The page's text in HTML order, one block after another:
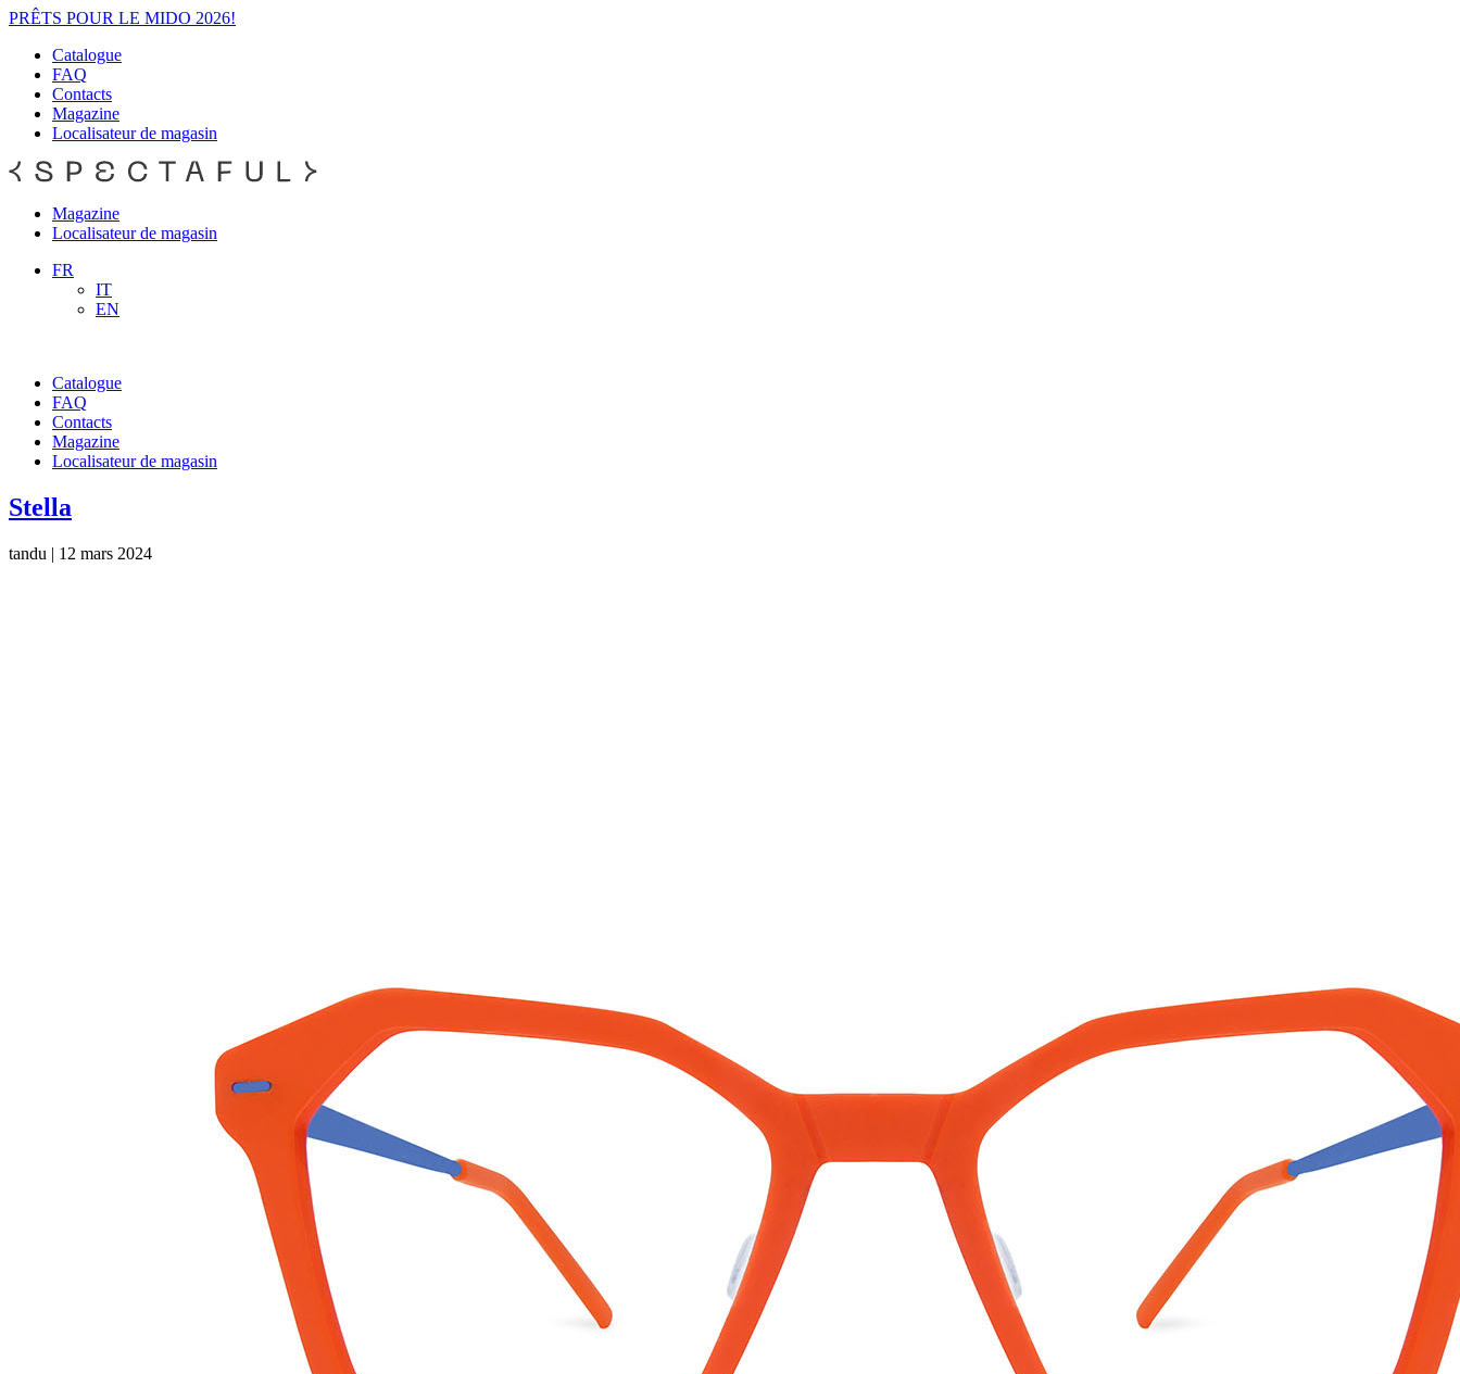
PRÊTS POUR LE MIDO 2026!
Catalogue
FAQ
Contacts
Magazine
Localisateur de magasin
Magazine
Localisateur de magasin
FR
IT
EN
Catalogue
FAQ
Contacts
Magazine
Localisateur de magasin
Stella
tandu | 12 mars 2024